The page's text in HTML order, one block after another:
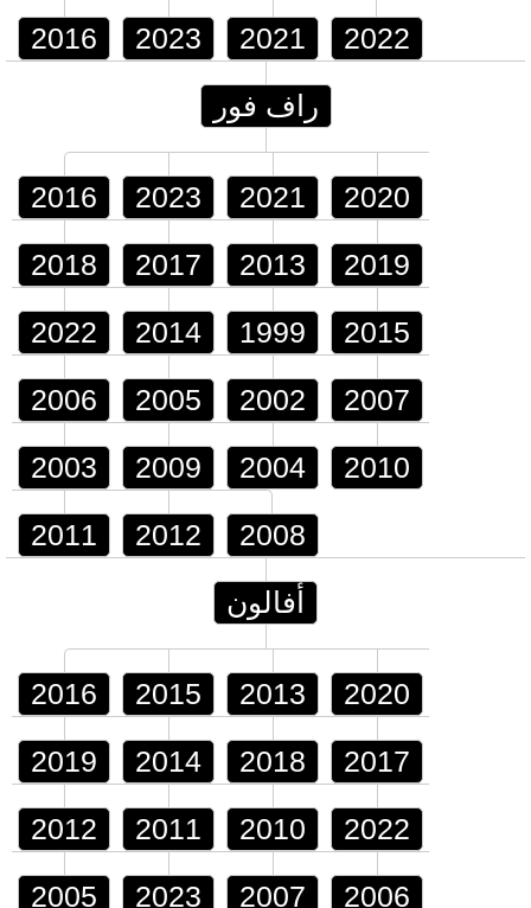
2016 2023 2021 2022
راف فور
2016 2023 2021 2020
2018 2017 2013 2019
2022 2014 1999 2015
2006 2005 2002 2007
2003 2009 2004 2010
2011 2012 2008
أفالون
2016 2015 2013 2020
2019 2014 2018 2017
2012 2011 2010 2022
2005 2023 2007 2006